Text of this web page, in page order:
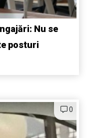
Nu se
posturi
0